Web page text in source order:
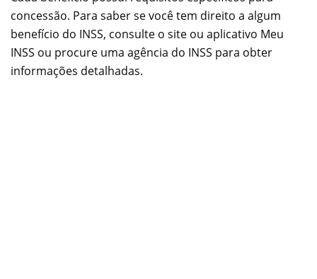
concessão. Para saber se você tem direito a algum
benefício do INSS, consulte o site ou aplicativo Meu
INSS ou procure uma agência do INSS para obter
informações detalhadas.